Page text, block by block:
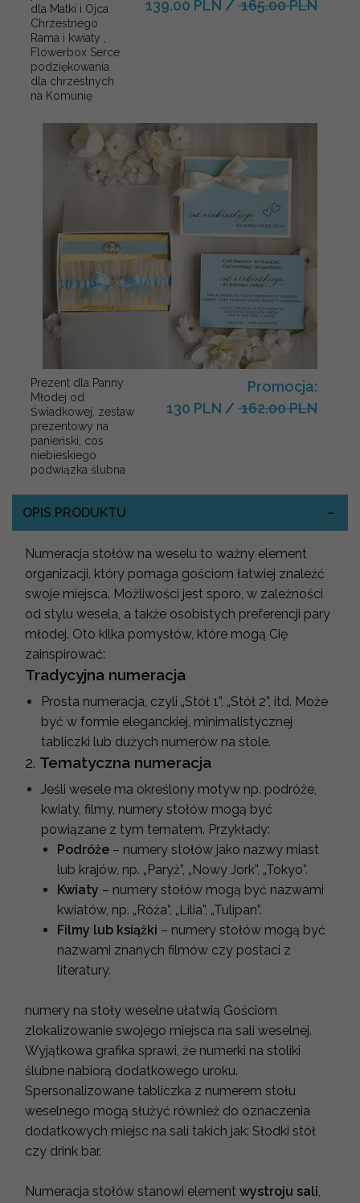
dla Matki i Ojca
Chrzestnego
Rama i kwiaty ,
Flowerbox Serce
podziękowania
dla chrzestnych
na Komunię
139.00 PLN / 165.00 PLN
Prezent dla Panny
Młodej od
Świadkowej, zestaw
prezentowy na
panieński, cos
niebieskiego
podwiązka ślubna
Promocja:
130 PLN / 162.00 PLN
OPIS PRODUKTU
Numeracja stołów na weselu to ważny element
organizacji, który pomaga gościom łatwiej znaleźć
swoje miejsca. Możliwości jest sporo, w zależności
od stylu wesela, a także osobistych preferencji pary
młodej. Oto kilka pomysłów, które mogą Cię
zainspirować:
Tradycyjna numeracja
Prosta numeracja, czyli „Stół 1”, „Stół 2”, itd. Może
być w formie eleganckiej, minimalistycznej
tabliczki lub dużych numerów na stole.
2. Tematyczna numeracja
Jeśli wesele ma określony motyw np. podróże,
kwiaty, filmy, numery stołów mogą być
powiązane z tym tematem. Przykłady:
Podróże – numery stołów jako nazwy miast
lub krajów, np. „Paryż”, „Nowy Jork”, „Tokyo”.
Kwiaty – numery stołów mogą być nazwami
kwiatów, np. „Róża”, „Lilia”, „Tulipan”.
Filmy lub książki – numery stołów mogą być
nazwami znanych filmów czy postaci z
literatury.
numery na stoły weselne ułatwią Gościom
zlokalizowanie swojego miejsca na sali weselnej.
Wyjątkowa grafika sprawi, że numerki na stoliki
ślubne nabiorą dodatkowego uroku.
Spersonalizowane tabliczka z numerem stołu
weselnego mogą służyć również do oznaczenia
dodatkowych miejsc na sali takich jak: Słodki stół
czy drink bar.
Numeracja stołów stanowi element wystroju sali,